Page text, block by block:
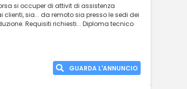
si occuper di attivit di assistenza
sia... da remoto sia presso le sedi dei
Requisiti richiesti... Diploma tecnico
GUARDA L'ANNUNCIO